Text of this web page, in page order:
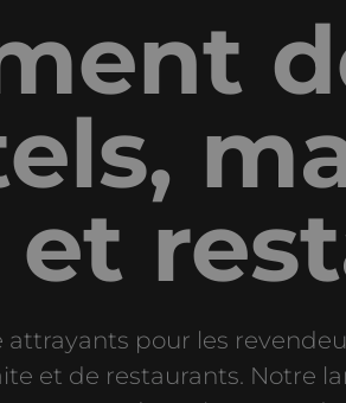
pour les
et de restaurants. Notre